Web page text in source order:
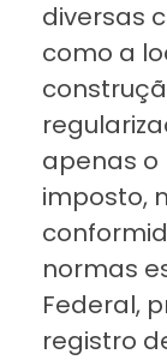
diversas
como a
apenas
imposto,
normas
Federal,
registro